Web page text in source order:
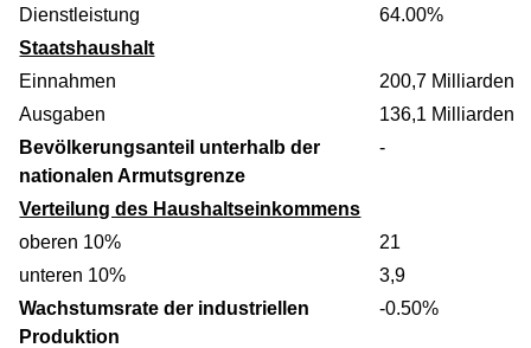
Dienstleistung
64.00%
Staatshaushalt
Einnahmen
200,7 Milliarden
Ausgaben
136,1 Milliarden
Bevölkerungsanteil unterhalb der
nationalen Armutsgrenze
-
Verteilung des Haushaltseinkommens
oberen 10%
21
unteren 10%
3,9
Wachstumsrate der industriellen
Produktion
-0.50%